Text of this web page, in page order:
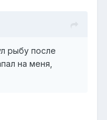
рыбу после
на меня,